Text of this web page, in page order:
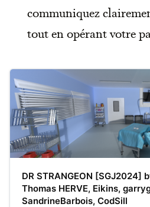
communiquez
tout en opérant votre
DR STRANGEON [SGJ2024]
Thomas HERVE, Eikins,
SandrineBarbois, CodSill